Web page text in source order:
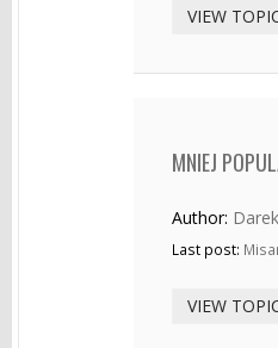
VIEW
MNIEJ
Author:
Last post:
VIEW